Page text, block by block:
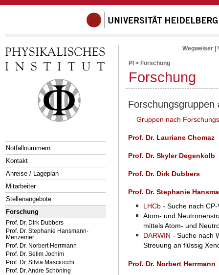
Notfallnummern
Kontakt
Anreise / Lageplan
Mitarbeiter
Stellenangebote
Forschung
Prof. Dr. Dirk Dubbers
Prof. Dr. Stephanie Hansmann-
Menzemer
Prof. Dr. Norbert Herrmann
Prof. Dr. Selim Jochim
Prof. Dr. Silvia Masciocchi
Prof. Dr. Andre Schöning
Wegweiser
PI > Forschung
Forschung
Forschungsgruppen
Gruppen nach
Prof. Dr. Lauriane Chomaz
Prof. Dr. Skyler Degenkolb
Prof. Dr. Dirk Dubbers
Prof. Dr. Stephanie
LHCb - Suche nach
Atom- und
mittels Atom- und
DARWIN - Suche nach
Streuung an flüssig
Prof. Dr. Norbert Herrmann